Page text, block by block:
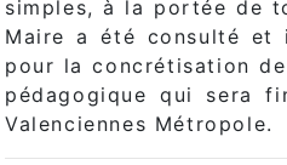
simples, à la portée de
Maire a été consulté et
pour la concrétisation
pédagogique qui sera
Valenciennes Métropole.